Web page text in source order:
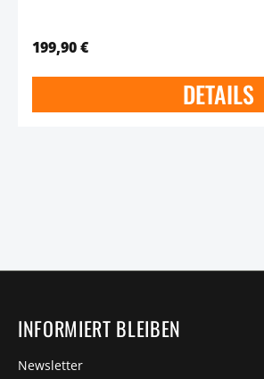
199,90 €
DETAILS
INFORMIERT BLEIBEN
Newsletter